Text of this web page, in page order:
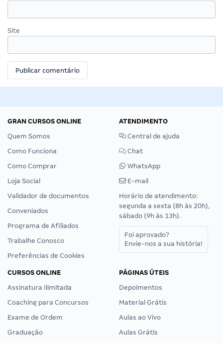
Site
GRAN CURSOS ONLINE
Quem Somos
Como Funciona
Como Comprar
Loja Social
Validador de documentos
Conveniados
Programa de Afiliados
Trabalhe Conosco
Preferências de Cookies
ATENDIMENTO
Central de ajuda
Chat
WhatsApp
E-mail
Horário de atendimento:
segunda a sexta (8h às 20h),
sábado (9h às 13h).
Foi aprovado?
Envie-nos a sua história!
CURSOS ONLINE
Assinatura Ilimitada
Coaching para Concursos
Exame de Ordem
Graduação
PÁGINAS ÚTEIS
Depoimentos
Material Grátis
Aulas ao Vivo
Aulas Grátis